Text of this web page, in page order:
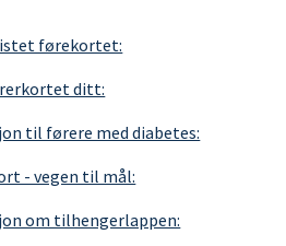
førekortet:
ditt:
til førere med diabetes:
- vegen til mål:
om tilhengerlappen: